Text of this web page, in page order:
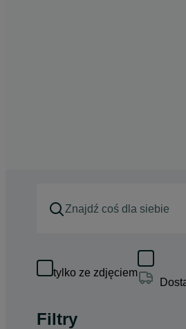
tylko ze zdjęciem
Filtry